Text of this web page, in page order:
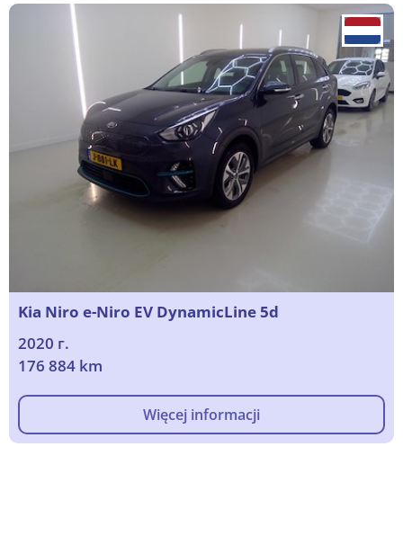
Kia Niro e-Niro EV DynamicLine 5d
2020 г.
176 884 km
Więcej informacji